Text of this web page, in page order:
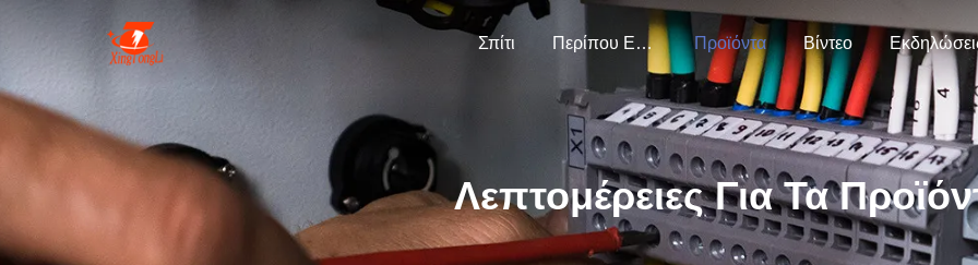
Σπίτι Περίπου Εμείς Προϊόντα Βίντεο
Λεπτομέρειες Για Τα